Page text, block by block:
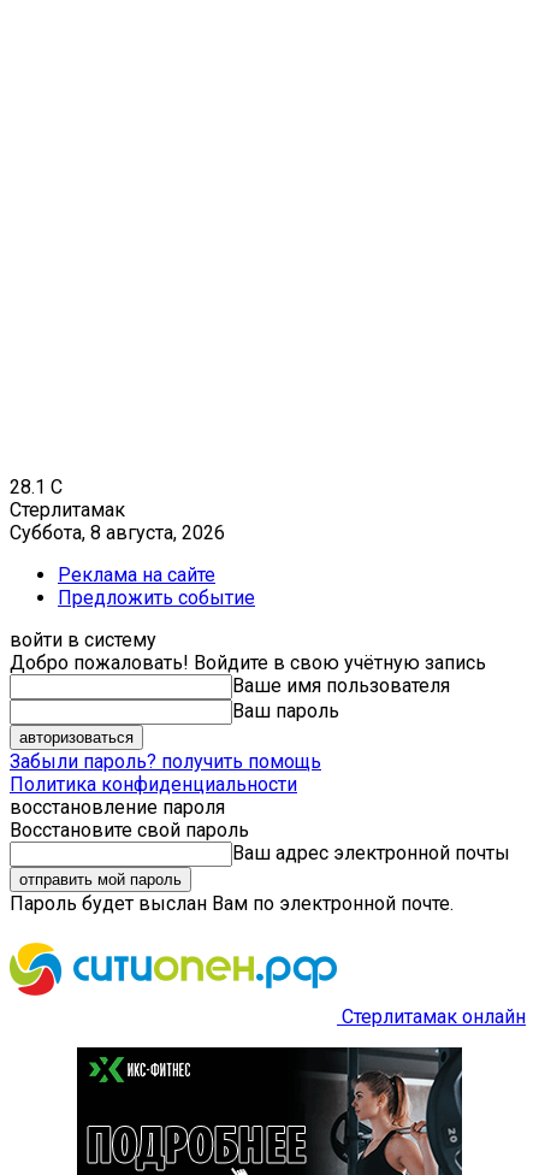
28.1 C
Стерлитамак
Суббота, 8 августа, 2026
Реклама на сайте
Предложить событие
войти в систему
Добро пожаловать! Войдите в свою учётную запись
Ваше имя пользователя
Ваш пароль
Забыли пароль? получить помощь
Политика конфиденциальности
восстановление пароля
Восстановите свой пароль
Ваш адрес электронной почты
Пароль будет выслан Вам по электронной почте.
Стерлитамак онлайн